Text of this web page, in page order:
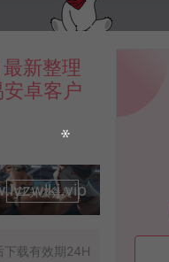
新整理
卓客户
升级会员
下载有效期24H